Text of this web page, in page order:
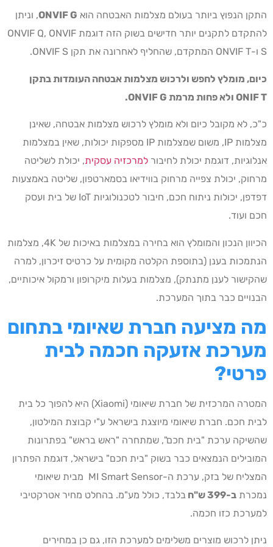
התקן הנפוץ ביותר בעולם מצלמות האבטחה הוא ONVIF G, וניתן
להתקדם לתקנים יותר חדישים בשוק הזה דוגמת ONVIF Q, ONVIF
S ו-ONVIF T המתקדם, שהחליף לאחרונה את תקן ONVIF S.
כיום, מומלץ לחפש ולרכוש מצלמות אבטחה העומדות בתקן
ONIF T ולא פחות מרמת ONVIF G
.
כ"כ, לא מקובל כיום ולא מומלץ לרכוש מצלמות אבטחה, שאינן
מצלמות IP, משום שמצלמות IP מספקות יכולות, שאין במצלמות
אנלוגיות, דוגמת יכולת לחיבור למרכזיה עסקית, יכולת לשליטה
מרחוק, יכולת צפייה מרחוק בווידיאו בסמארטפון, שליטה באמצעות
דפדפן, יכולות ניתוח חכם, חיבור לטכנולוגיות IoT של בית ועסק
חכם ועוד.
הכיוון הנכון והמומלץ הוא בחירה במצלמות באיכות של 4K, מצלמות
הנתמכות בענן (בתוספת הקלטה מקומית על כרטיס זיכרון, למרה
שהקישור לענן מתנתק), מצלמות בעלות מיקרופון ורמקול איכותיים,
הבנויים כבר בתוך המערכת.
מה מציעה חברת שאיומי בתחום
מערכת אזעקה חכמה לבית
פרטי?
המטרה המרכזית של חברת שיאומי (Xiaomi) היא להפוך כל בית
לבית חכם. חברת שיאומי מיוצגת בישראל ע"י קבוצת המילטון,
שהשיקה ערכת "בית חכם", שמתחרה "ראש בראש" בפתרונות
המובילים הנמצאים כבר בשוק "בית חכם" בישראל, דוגמת הפתרון
המצליח של בזק, ערכת ה-MI Smart Sensor מבית שיאומי
נמכרת ב-399 ש"ח
בלבד, כולל מע"מ. בהחלט מחיר אטרקטיבי
למערכת כזו חכמה.
ניתן לרכוש מוצרים משלימים למערכת הזו, גם כן במחירים